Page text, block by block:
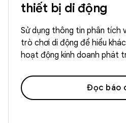
thiết bị di động
Sử dụng thông tin phân tích
trò chơi di động để hiểu
hoạt động kinh doanh phát
Đọc báo